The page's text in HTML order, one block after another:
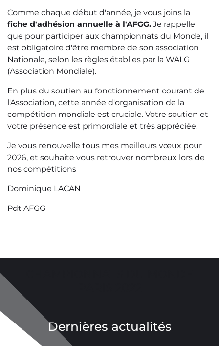
Comme chaque début d'année, je vous joins la
fiche d'adhésion annuelle à l'AFGG. Je rappelle
que pour participer aux championnats du Monde, il
est obligatoire d'être membre de son association
Nationale, selon les règles établies par la WALG
(Association Mondiale).
En plus du soutien au fonctionnement courant de
l'Association, cette année d'organisation de la
compétition mondiale est cruciale. Votre soutien et
votre présence est primordiale et très appréciée.
Je vous renouvelle tous mes meilleurs vœux pour
2026, et souhaite vous retrouver nombreux lors de
nos compétitions
Dominique LACAN
Pdt AFGG
Dernières actualités